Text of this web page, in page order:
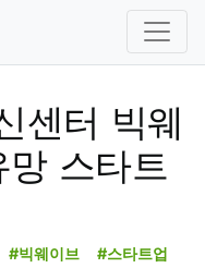
센터 빅웨
스타트
#빅웨이브
#스타트업